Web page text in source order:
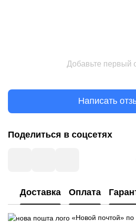
Добавьте первый
Написать
Поделиться в соцсетях
Доставка Оплата
«Новой почтой»